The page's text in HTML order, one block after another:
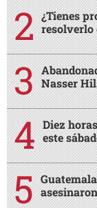
¿Tienes
resolverlo
Nasser
Diez
este